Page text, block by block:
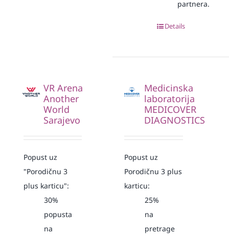
partnera.
Details
VR Arena
Another
World
Sarajevo
Popust uz
"Porodičnu 3
plus karticu":
30%
popusta
na
Medicinska
laboratorija
MEDICOVER
DIAGNOSTICS
Popust uz
Porodičnu 3 plus
karticu:
25%
na
pretrage